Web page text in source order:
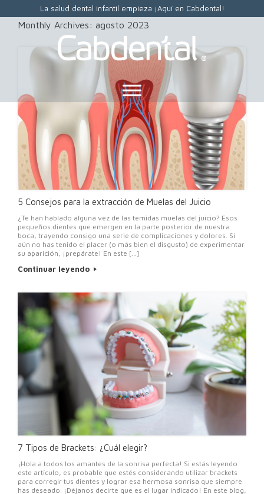
La salud dental infantil empieza ¡Aquí en Cabdental!
Monthly Archives: agosto 2023
5 Consejos para la extracción de Muelas del Juicio
¿Te han hablado alguna vez de las temidas muelas del juicio? Esos
pequeños dientes que emergen en la parte posterior de nuestra
boca, trayendo consigo una serie de complicaciones y dolores. Si
aún no has tenido el placer (o más bien el disgusto) de experimentar
su aparición, ¡prepárate! En este […]
Continuar leyendo
7 Tipos de Brackets: ¿Cuál elegir?
¡Hola a todos los amantes de la sonrisa perfecta! Si estás leyendo
este artículo, es probable que estés considerando utilizar brackets
para corregir tus dientes y lograr esa hermosa sonrisa que siempre
has deseado. ¡Déjanos decirte que es el lugar indicado! En este blog,